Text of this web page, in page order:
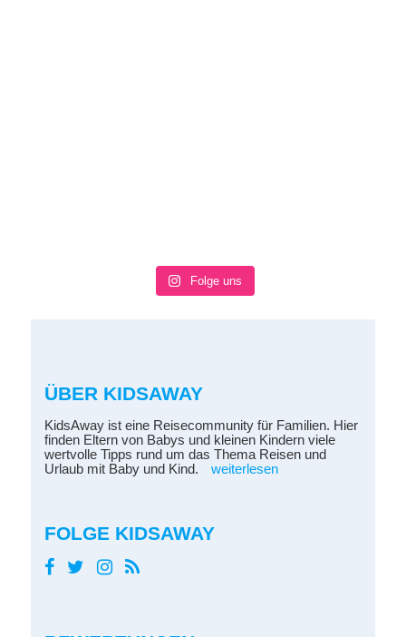
Folge uns
ÜBER KIDSAWAY
KidsAway ist eine Reisecommunity für Familien. Hier
finden Eltern von Babys und kleinen Kindern viele
wertvolle Tipps rund um das Thema Reisen und
Urlaub mit Baby und Kind.
weiterlesen
FOLGE KIDSAWAY